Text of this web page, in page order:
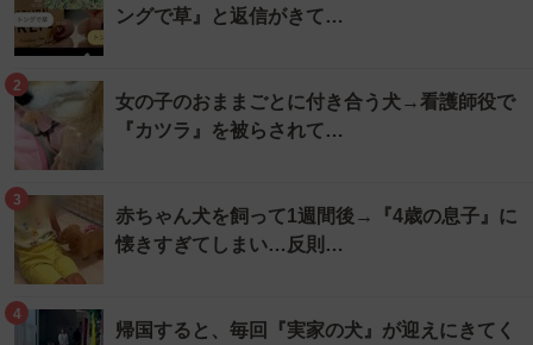
ングで草』と返信がきて…
2
女の子のおままごとに付き合う犬→看護師役で
『カツラ』を被らされて…
3
赤ちゃん犬を飼って1週間後→『4歳の息子』に
懐きすぎてしまい…反則…
4
帰国すると、毎回『実家の犬』が迎えにきてく